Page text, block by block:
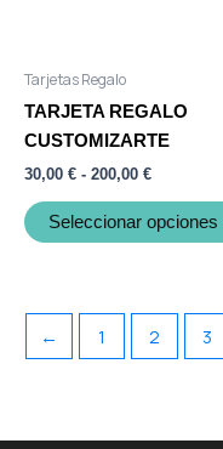
Tarjetas Regalo
TARJETA REGALO
CUSTOMIZARTE
30,00 € - 200,00 €
Seleccionar opciones
← 1 2 3